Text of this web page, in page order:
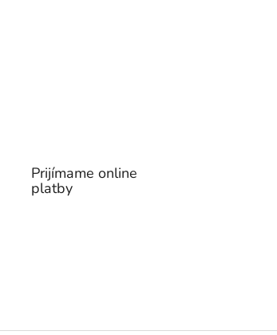
Prijímame online
platby